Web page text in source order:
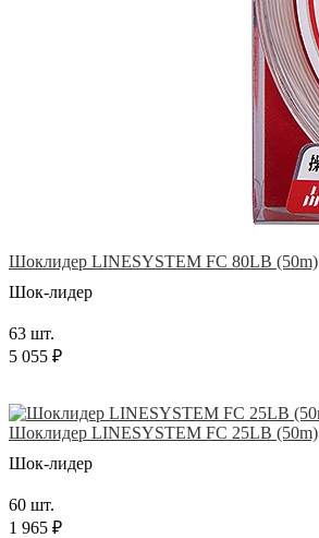
Шоклидер LINESYSTEM FC 80LB (50m)
Шок-лидер
63 шт.
5 055 ₽
Шоклидер LINESYSTEM FC 25LB (50m)
Шок-лидер
60 шт.
1 965 ₽